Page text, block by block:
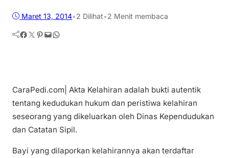
Maret 13, 2014•2 Dilihat•2 Menit membaca
Facebook Twitter Pinterest Mail WhatsApp
CaraPedi.com| Akta Kelahiran adalah bukti autentik
tentang kedudukan hukum dan peristiwa kelahiran
seseorang yang dikeluarkan oleh Dinas Kependudukan
dan Catatan Sipil.
Bayi yang dilaporkan kelahirannya akan terdaftar